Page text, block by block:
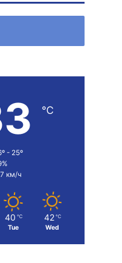
℃
- 25º
км/ч
40 ℃
Tue
42 ℃
Wed